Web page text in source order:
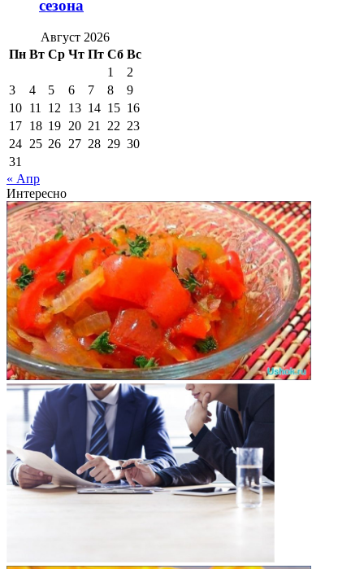
сезона
Август 2026
Пн Вт Ср Чт Пт Сб Вс
1
2
3
4 5 6 7 8
9
10 11 12 13 14 15 16
17 18 19 20 21 22 23
24 25 26 27 28 29 30
31
« Апр
Интересно